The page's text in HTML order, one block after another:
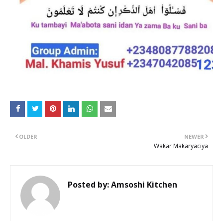
NEWER
Waƙar Maƙaryaciya
OLDER
Posted by:Amsoshi Kitchen